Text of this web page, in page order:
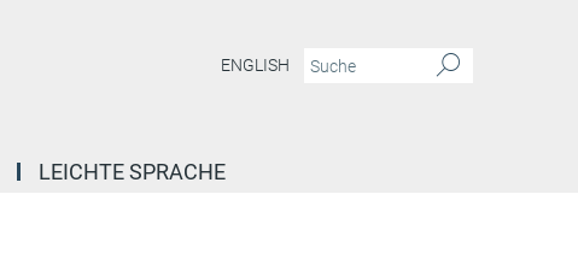
ENGLISH
LEICHTE SPRACHE